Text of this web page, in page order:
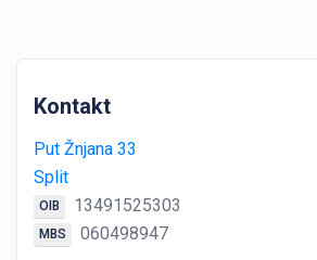
Kontakt
Put Žnjana 33
Split
OIB 13491525303
MBS 060498947